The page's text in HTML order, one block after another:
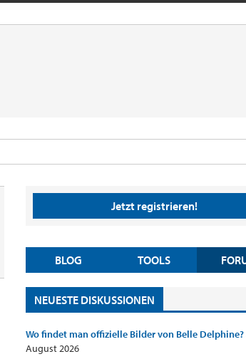
Jetzt registrieren!
BLOG TOOLS
NEUESTE DISKUSSIONEN
Wo findet man offizielle Bilder von Belle Delphine?
August 2026